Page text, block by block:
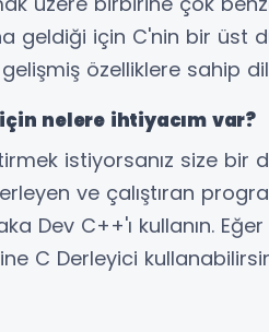
geldiği için C'nin bir üst
özelliklere sahip
nelere ihtiyacım var?
istiyorsanız size bir
ve çalıştıran
Dev C++'ı kullanın.
C Derleyici